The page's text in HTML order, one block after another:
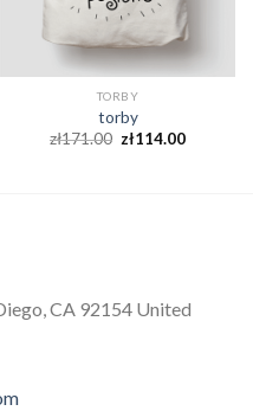
TORBY
torby
zł171.00 zł114.00
CA 92154 United